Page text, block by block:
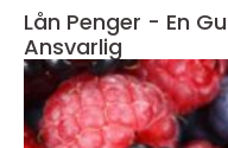
Lån Penger - En
Ansvarlig